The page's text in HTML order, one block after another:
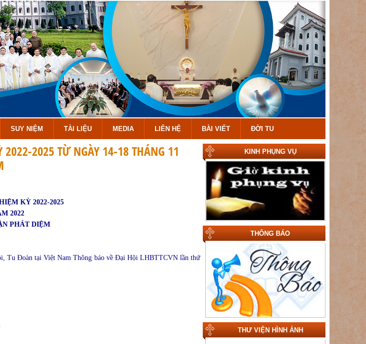
SUY NIỆM TÀI LIỆU MEDIA LIÊN HỆ BÀI VIẾT ĐỜI TU
2025 TỪ NGÀY 14-18 THÁNG 11
KỲ 2022-2025
2022
PHÁT DIỆM
Tu Đoàn tại Việt Nam Thông báo về Đại Hội LHBTTCVN lần thứ
KINH PHỤNG VỤ
THÔNG BÁO
THƯ VIỆN HÌNH ẢNH